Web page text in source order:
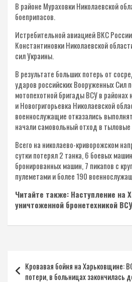
В районе Мураховки Николаевской
боеприпасов.
Истребительной авиацией ВКС
Константиновки Николаевской
сил Украины.
В результате больших потерь от
ударов российских Вооруженных Сил
мотопехотной бригады ВСУ в районах
и Новогригорьевка Николаевской
военнослужащие отказались
начали самовольный отход в
Всего на николаево-криворожском
сутки потерял 2 танка, 6 боевых
бронированных машин, 7 пикапов с
пулеметами и более 190
Читайте также: Наступление на
уничтоженной бронетехникой
Навигация
по
Кровавая бойня на Харьковщине:
потери, в больницах закончилась